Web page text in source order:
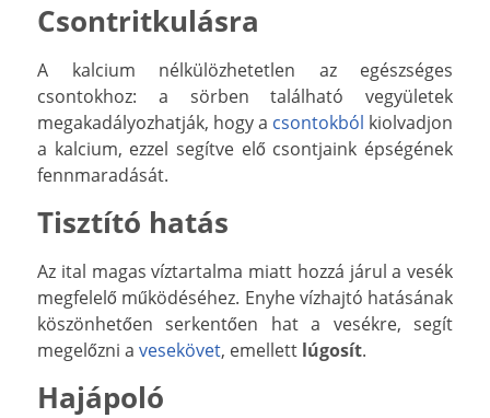
Csontritkulásra
A kalcium nélkülözhetetlen az egészséges
csontokhoz: a sörben található vegyületek
megakadályozhatják, hogy a csontokból kiolvadjon
a kalcium, ezzel segítve elő csontjaink épségének
fennmaradását.
Tisztító hatás
Az ital magas víztartalma miatt hozzá járul a vesék
megfelelő működéséhez. Enyhe vízhajtó hatásának
köszönhetően serkentően hat a vesékre, segít
megelőzni a vesekövet, emellett lúgosít.
Hajápoló